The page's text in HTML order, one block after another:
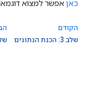
כאן אפשר למצוא
הקודם
שלב 3: הכנת הנתונים
שלב 5: כוונון של